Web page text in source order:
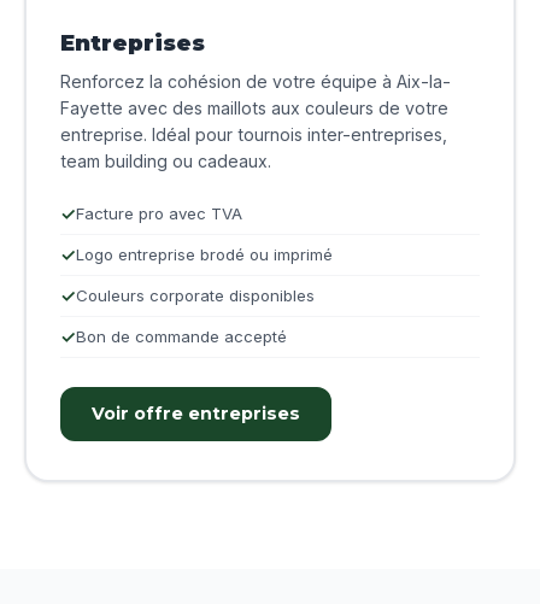
Entreprises
Renforcez la cohésion de votre équipe à Aix-la-
Fayette avec des maillots aux couleurs de votre
entreprise. Idéal pour tournois inter-entreprises,
team building ou cadeaux.
Facture pro avec TVA
Logo entreprise brodé ou imprimé
Couleurs corporate disponibles
Bon de commande accepté
Voir offre entreprises